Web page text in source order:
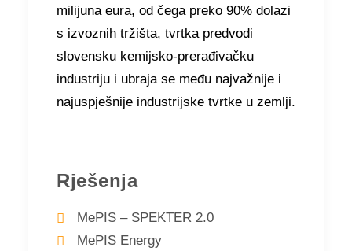
milijuna eura, od čega preko 90% dolazi
s izvoznih tržišta, tvrtka predvodi
slovensku kemijsko-prerađivačku
industriju i ubraja se među najvažnije i
najuspješnije industrijske tvrtke u zemlji.
Rješenja
MePIS – SPEKTER 2.0
MePIS Energy